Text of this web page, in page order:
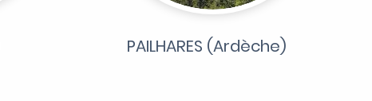
PAILHARES (Ardèche)